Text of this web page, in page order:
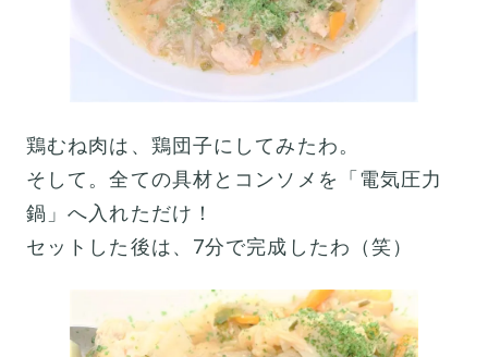
鶏むね肉は、鶏団子にしてみたわ。
そして。全ての具材とコンソメを「電気圧力
鍋」へ入れただけ！
セットした後は、7分で完成したわ（笑）